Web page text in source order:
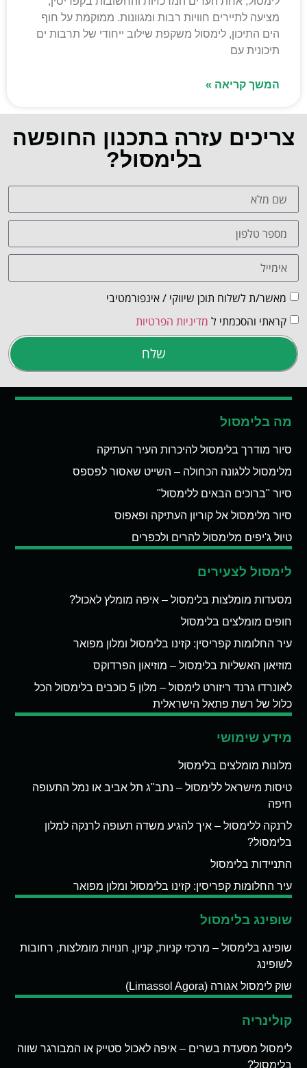
מציעה לתיירים חוויות רבות ומגוונות. ממוקמת על חוף
הים התיכון, לימסול משקפת שילוב ייחודי של תרבות ים
תיכונית עם
המשך קריאה »
צריכים עזרה בתכנון החופשה
בלימסול?
מאשר/ת לשלוח תוכן שיווקי / אינפורמטיבי
קראתי והסכמתי ל מדיניות הפרטיות
שלח
מה בלימסול
סיור מודרך בלימסול להיכרות העיר העתיקה
מלימסול ללגונה הכחולה – השייט שאסור לפספס
סיור "ברוכים הבאים ללימסול"
סיור מלימסול אל קוריון העתיקה ופאפוס
טיול ג'יפים מלימסול להרים ולכפרים
לימסול לצעירים
מסעדות מומלצות בלימסול – איפה מומלץ לאכול?
חופים מומלצים בלימסול
עיר החלומות קפריסין: קזינו בלימסול ומלון מפואר
מוזיאון האשליות בלימסול – מוזיאון הפרדוקס
לאונרדו גרנד ריזורט לימסול – מלון 5 כוכבים בלימסול הכל
כלול של רשת פתאל הישראלית
מידע שימושי
מלונות מומלצים בלימסול
טיסות מישראל ללימסול – נתב"ג תל אביב או נמל התעופה
חיפה
לרנקה ללימסול – איך להגיע משדה תעופה לרנקה למלון
בלימסול?
התניידות בלימסול
עיר החלומות קפריסין: קזינו בלימסול ומלון מפואר
שופינג בלימסול
שופינג בלימסול – מרכזי קניות, קניון, חנויות מומלצות, רחובות
לשופינג
שוק לימסול אגורה (Limassol Agora)
קולינריה
לימסול מסעדת בשרים – איפה לאכול סטייק או המבורגר שווה
בלימסול?